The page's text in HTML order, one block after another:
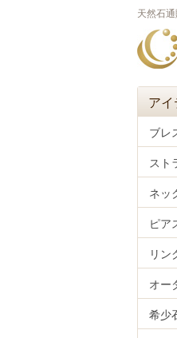
天然石
アイ
ブレ
スト
ネッ
ピア
リン
オー
希少